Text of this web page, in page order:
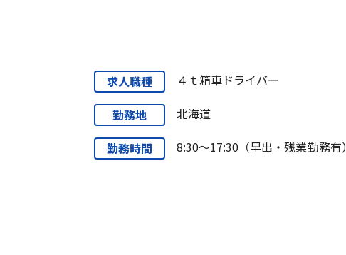
求人職種 ４ｔ箱車ドライバー
勤務地 北海道
勤務時間 8:30～17:30（早出・残業勤務有）